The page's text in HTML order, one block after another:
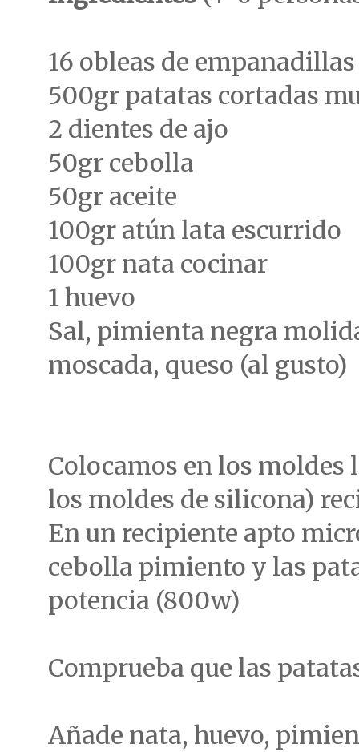
16 obleas de
500gr patatas cortadas
2 dientes de ajo
50gr cebolla
50gr aceite
100gr atún lata escurrido
100gr nata cocinar
1 huevo
Sal, pimienta negra
moscada, queso (al gusto)
Colocamos en los moldes
los moldes de silicona)
En un recipiente apto
cebolla pimiento y las
potencia (800w)
Comprueba que las
Añade nata, huevo,